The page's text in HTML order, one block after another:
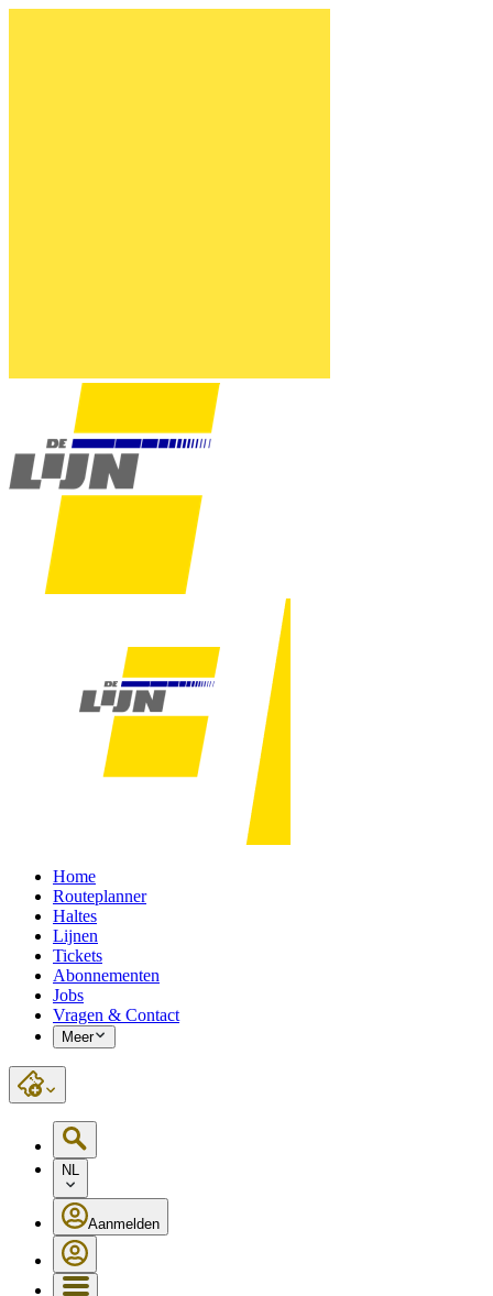
Home
Routeplanner
Haltes
Lijnen
Tickets
Abonnementen
Jobs
Vragen & Contact
Meer
NL
Aanmelden